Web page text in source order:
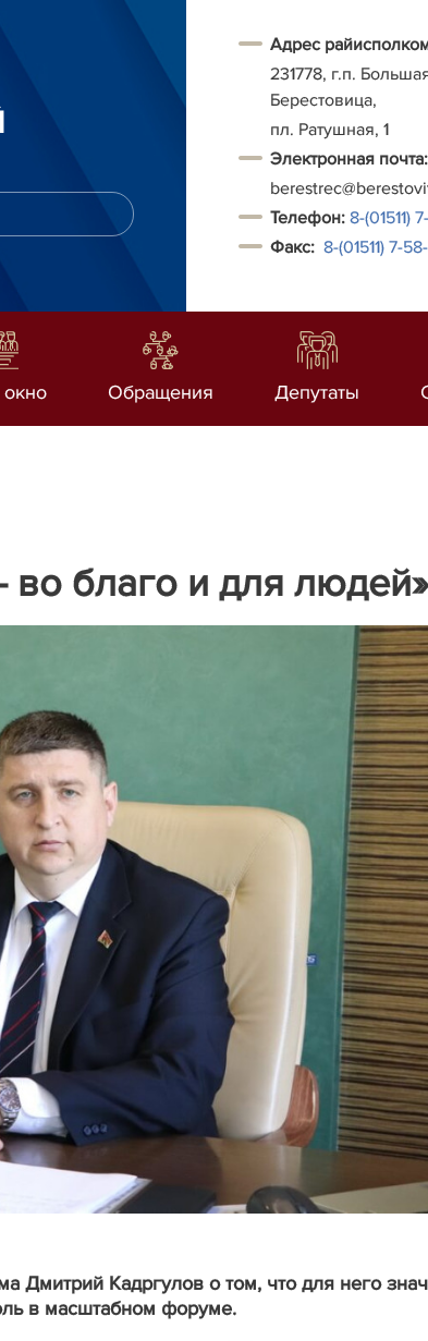
Адрес
231778, г.п.
Берестовица,
пл. Ратушная, 1
Электронная почта:
Телефон: 8-(01511)
Факс: 8-(01511) 7-
Обращения Депутаты
благо и для людей»
Дмитрий Кадргулов о том, что для него
в масштабном форуме.